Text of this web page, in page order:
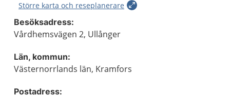
Större karta och reseplanerare
Besöksadress:
Vårdhemsvägen 2, Ullånger
Län, kommun:
Västernorrlands län, Kramfors
Postadress: